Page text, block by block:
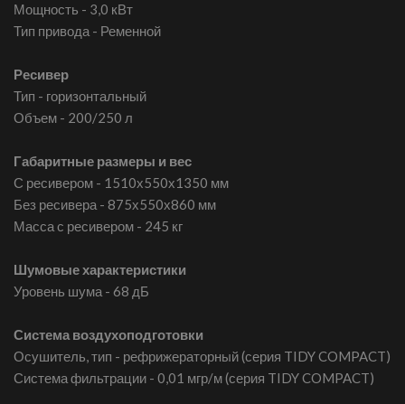
Мощность - 3,0 кВт
Тип привода - Ременной
Ресивер
Тип - горизонтальный
Объем - 200/250 л
Габаритные размеры и вес
С ресивером - 1510х550х1350 мм
Без ресивера - 875х550х860 мм
Масса с ресивером - 245 кг
Шумовые характеристики
Уровень шума - 68 дБ
Система воздухоподготовки
Осушитель, тип - рефрижераторный (серия TIDY COMPACT)
Система фильтрации - 0,01 мгр/м (серия TIDY COMPACT)